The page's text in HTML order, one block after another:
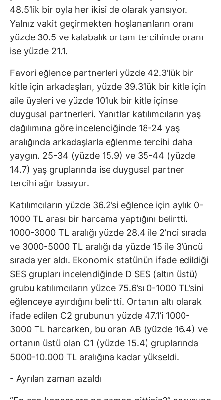
48.5’lik bir oyla her ikisi de olarak yansıyor.
Yalnız vakit geçirmekten hoşlananların oranı
yüzde 30.5 ve kalabalık ortam tercihinde oranı
ise yüzde 21.1.
Favori eğlence partnerleri yüzde 42.3’lük bir
kitle için arkadaşları, yüzde 39.3’lük bir kitle için
aile üyeleri ve yüzde 10’luk bir kitle içinse
duygusal partnerleri. Yanıtlar katılımcıların yaş
dağılımına göre incelendiğinde 18-24 yaş
aralığında arkadaşlarla eğlenme tercihi daha
yaygın. 25-34 (yüzde 15.9) ve 35-44 (yüzde
14.7) yaş gruplarında ise duygusal partner
tercihi ağır basıyor.
Katılımcıların yüzde 36.2’si eğlence için aylık 0-
1000 TL arası bir harcama yaptığını belirtti.
1000-3000 TL aralığı yüzde 28.4 ile 2’nci sırada
ve 3000-5000 TL aralığı da yüzde 15 ile 3’üncü
sırada yer aldı. Ekonomik statünün ifade edildiği
SES grupları incelendiğinde D SES (altın üstü)
grubu katılımcıların yüzde 75.6’sı 0-1000 TL’sini
eğlenceye ayırdığını belirtti. Ortanın altı olarak
ifade edilen C2 grubunun yüzde 47.1’i 1000-
3000 TL harcarken, bu oran AB (yüzde 16.4) ve
ortanın üstü olan C1 (yüzde 15.4) gruplarında
5000-10.000 TL aralığına kadar yükseldi.
- Ayrılan zaman azaldı